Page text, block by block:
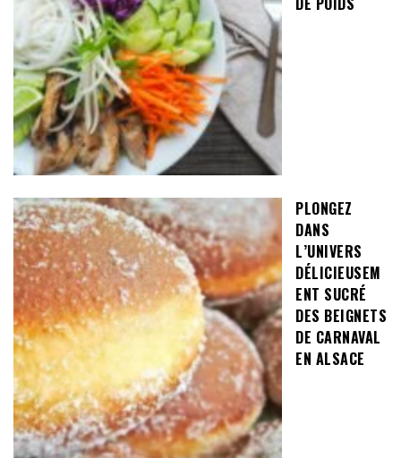
PLONGEZ
DANS
L’UNIVERS
DÉLICIEUSEM
ENT SUCRÉ
DES BEIGNETS
DE CARNAVAL
EN ALSACE